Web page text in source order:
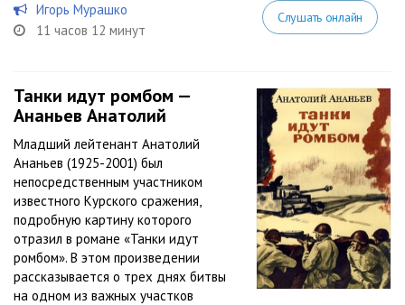
Игорь Мурашко
11 часов 12 минут
Слушать онлайн
Танки идут ромбом —
Ананьев Анатолий
Младший лейтенант Анатолий
Ананьев (1925-2001) был
непосредственным участником
известного Курского сражения,
подробную картину которого
отразил в романе «Танки идут
ромбом». В этом произведении
рассказывается о трех днях битвы
на одном из важных участков